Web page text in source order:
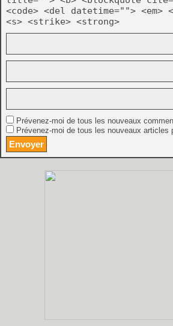
<code> <del datetime="">
<s> <strike> <strong>
Prévenez-moi de tous les nouveaux
Prévenez-moi de tous les nouveaux articles